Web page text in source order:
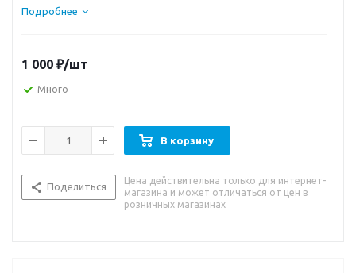
Подробнее
1 000 ₽/шт
Много
В корзину
Поделиться
Цена действительна только для интернет-
магазина и может отличаться от цен в
розничных магазинах